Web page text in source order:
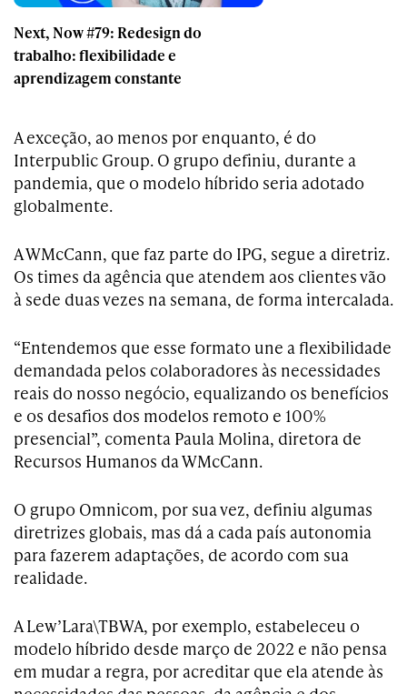
Next, Now #79: Redesign do
trabalho: flexibilidade e
aprendizagem constante
A exceção, ao menos por enquanto, é do
Interpublic Group. O grupo definiu, durante a
pandemia, que o modelo híbrido seria adotado
globalmente.
A WMcCann, que faz parte do IPG, segue a diretriz.
Os times da agência que atendem aos clientes vão
à sede duas vezes na semana, de forma intercalada.
“Entendemos que esse formato une a flexibilidade
demandada pelos colaboradores às necessidades
reais do nosso negócio, equalizando os benefícios
e os desafios dos modelos remoto e 100%
presencial”, comenta Paula Molina, diretora de
Recursos Humanos da WMcCann.
O grupo Omnicom, por sua vez, definiu algumas
diretrizes globais, mas dá a cada país autonomia
para fazerem adaptações, de acordo com sua
realidade.
A Lew’Lara\TBWA, por exemplo, estabeleceu o
modelo híbrido desde março de 2022 e não pensa
em mudar a regra, por acreditar que ela atende às